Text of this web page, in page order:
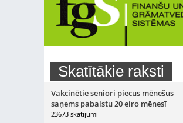
Skatītākie raksti
Vakcinētie seniori piecus mēnešus
saņems pabalstu 20 eiro mēnesī -
23673 skatījumi